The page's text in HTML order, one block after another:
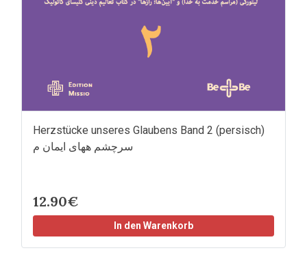
Herzstücke unseres Glaubens Band 2 (persisch)
سرچشم ههای ایمان م
12.90€
In den Warenkorb